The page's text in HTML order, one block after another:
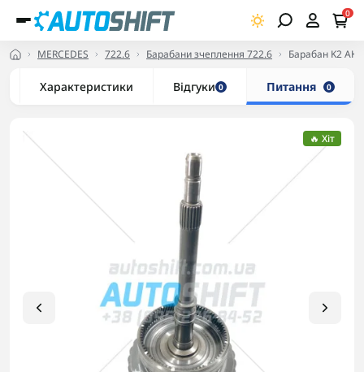
0
MERCEDES 722.6 Барабани зчеплення 722.6 Барабан K2
Характеристики Відгуки 0 Питання 0
🔥 Хіт